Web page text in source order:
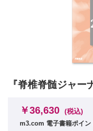
『脊椎脊髄ジャ
￥36,630 (税込)
m3.com 電子書籍ポイン